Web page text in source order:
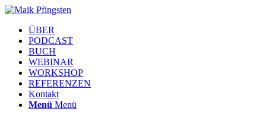
ÜBER
PODCAST
BUCH
WEBINAR
WORKSHOP
REFERENZEN
Kontakt
Menü Menü